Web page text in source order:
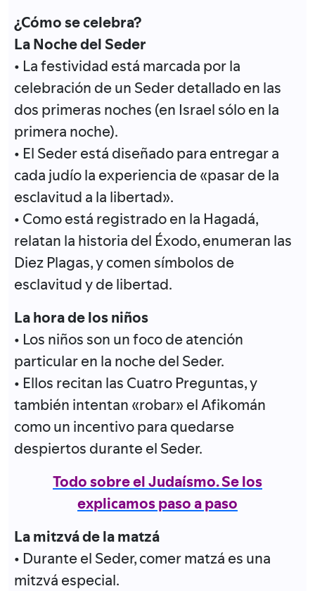
¿Cómo se celebra?
La Noche del Seder
• La festividad está marcada por la
celebración de un Seder detallado en las
dos primeras noches (en Israel sólo en la
primera noche).
• El Seder está diseñado para entregar a
cada judío la experiencia de «pasar de la
esclavitud a la libertad».
• Como está registrado en la Hagadá,
relatan la historia del Éxodo, enumeran las
Diez Plagas, y comen símbolos de
esclavitud y de libertad.
La hora de los niños
• Los niños son un foco de atención
particular en la noche del Seder.
• Ellos recitan las Cuatro Preguntas, y
también intentan «robar» el Afikomán
como un incentivo para quedarse
despiertos durante el Seder.
Todo sobre el Judaísmo. Se los
explicamos paso a paso
La mitzvá de la matzá
• Durante el Seder, comer matzá es una
mitzvá especial.